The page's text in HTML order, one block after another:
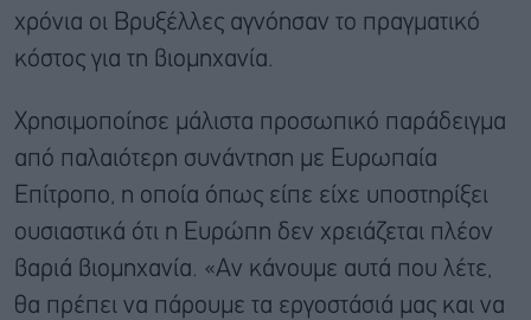
χρόνια οι Βρυξέλλες αγνόησαν το πραγματικό
κόστος για τη βιομηχανία.
Χρησιμοποίησε μάλιστα προσωπικό παράδειγμα
από παλαιότερη συνάντηση με Ευρωπαία
Επίτροπο, η οποία όπως είπε είχε υποστηρίξει
ουσιαστικά ότι η Ευρώπη δεν χρειάζεται πλέον
βαριά βιομηχανία. «Αν κάνουμε αυτά που λέτε,
θα πρέπει να πάρουμε τα εργοστάσιά μας και να